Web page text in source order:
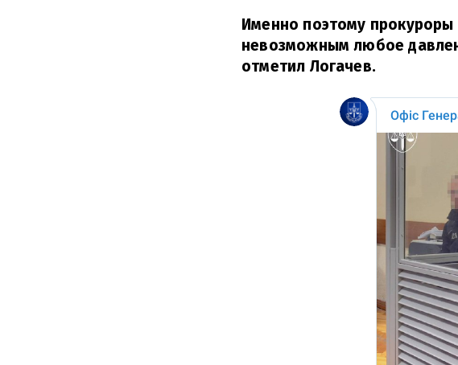
Именно поэтому
невозможным любое
отметил Логачев.